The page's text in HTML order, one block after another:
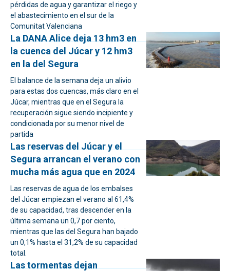
pérdidas de agua y garantizar el riego y
el abastecimiento en el sur de la
Comunitat Valenciana
La DANA Alice deja 13 hm3 en
la cuenca del Júcar y 12 hm3
en la del Segura
El balance de la semana deja un alivio
para estas dos cuencas, más claro en el
Júcar, mientras que en el Segura la
recuperación sigue siendo incipiente y
condicionada por su menor nivel de
partida
Las reservas del Júcar y el
Segura arrancan el verano con
mucha más agua que en 2024
Las reservas de agua de los embalses
del Júcar empiezan el verano al 61,4%
de su capacidad, tras descender en la
última semana un 0,7 por ciento,
mientras que las del Segura han bajado
un 0,1% hasta el 31,2% de su capacidad
total.
Las tormentas dejan